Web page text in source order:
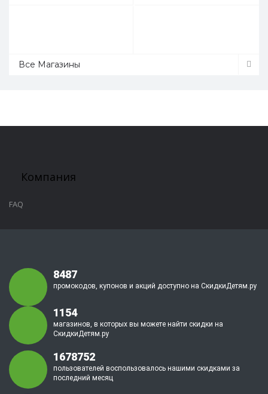
Все Магазины
Компания
FAQ
8487
промокодов, купонов и акций доступно на СкидкиДетям.ру
1154
магазинов, в которых вы можете найти скидки на
СкидкиДетям.ру
1678752
пользователей воспользовалось нашими скидками за
последний месяц